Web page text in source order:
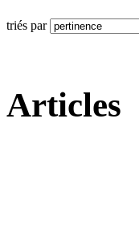
triés par
Articles